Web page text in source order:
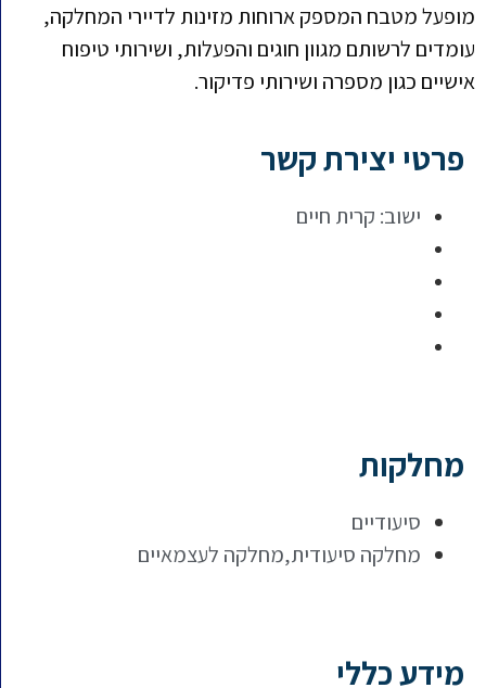
מופעל מטבח המספק ארוחות מזינות לדיירי המחלקה,
עומדים לרשותם מגוון חוגים והפעלות, ושירותי טיפוח
אישיים כגון מספרה ושירותי פדיקור.
פרטי יצירת קשר
ישוב: קרית חיים
מחלקות
סיעודיים
מחלקה סיעודית,מחלקה לעצמאיים
מידע כללי